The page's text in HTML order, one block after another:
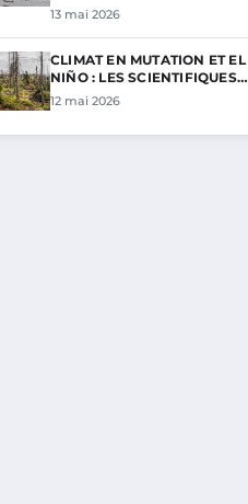
13 mai 2026
CLIMAT EN MUTATION ET EL
NIÑO : LES SCIENTIFIQUES…
12 mai 2026